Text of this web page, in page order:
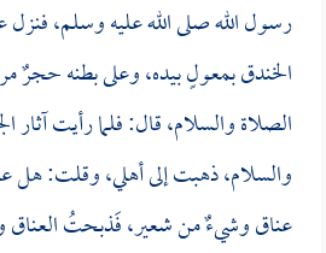
رسول الله صلى الله عليه وسلم، فنزل
الخندق بمعولٍ بيده، وعلى بطنه حجرٌ
الصلاة والسلام، قال: فلما رأيت آثار
والسلام، ذهبت إلى أهلي، وقلت:
عناق وشيءٌ من شعير، فَذبحتُ